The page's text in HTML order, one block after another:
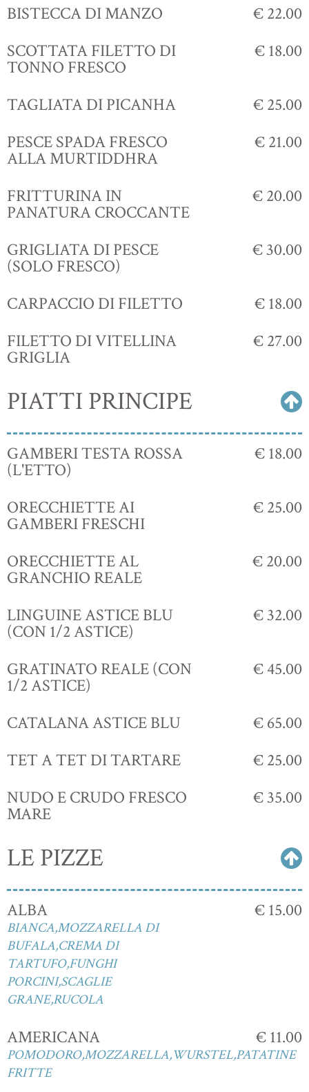
BISTECCA DI MANZO
€ 22.00
SCOTTATA FILETTO DI
TONNO FRESCO
€ 18.00
TAGLIATA DI PICANHA
€ 25.00
PESCE SPADA FRESCO
ALLA MURTIDDHRA
€ 21.00
FRITTURINA IN
PANATURA CROCCANTE
€ 20.00
GRIGLIATA DI PESCE
(SOLO FRESCO)
€ 30.00
CARPACCIO DI FILETTO
€ 18.00
FILETTO DI VITELLINA
GRIGLIA
€ 27.00
PIATTI PRINCIPE
GAMBERI TESTA ROSSA
(L'ETTO)
€ 18.00
ORECCHIETTE AI
GAMBERI FRESCHI
€ 25.00
ORECCHIETTE AL
GRANCHIO REALE
€ 20.00
LINGUINE ASTICE BLU
(CON 1/2 ASTICE)
€ 32.00
GRATINATO REALE (CON
1/2 ASTICE)
€ 45.00
CATALANA ASTICE BLU
€ 65.00
TET A TET DI TARTARE
€ 25.00
NUDO E CRUDO FRESCO
MARE
€ 35.00
LE PIZZE
ALBA
BIANCA,MOZZARELLA DI
BUFALA,CREMA DI
TARTUFO,FUNGHI
PORCINI,SCAGLIE
GRANE,RUCOLA
€ 15.00
AMERICANA
POMODORO,MOZZARELLA,WURSTEL,PATATINE
FRITTE
€ 11.00